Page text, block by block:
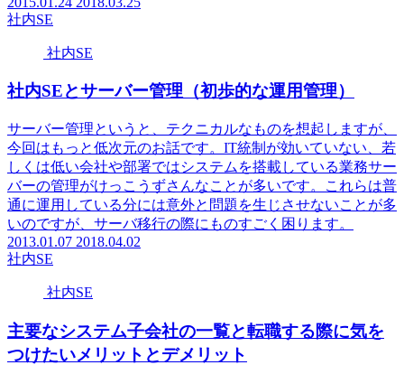
社内SE
社内SE
社内SEとサーバー管理（初歩的な運用管理）
サーバー管理というと、テクニカルなものを想起しますが、
今回はもっと低次元のお話です。IT統制が効いていない、若
しくは低い会社や部署ではシステムを搭載している業務サー
バーの管理がけっこうずさんなことが多いです。これらは普
通に運用している分には意外と問題を生じさせないことが多
いのですが、サーバ移行の際にものすごく困ります。
2013.01.07 2018.04.02
社内SE
社内SE
主要なシステム子会社の一覧と転職する際に気を
つけたいメリットとデメリット